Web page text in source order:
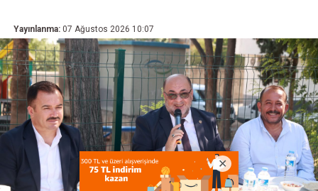
Yayınlanma: 07 Ağustos 2026 10:07